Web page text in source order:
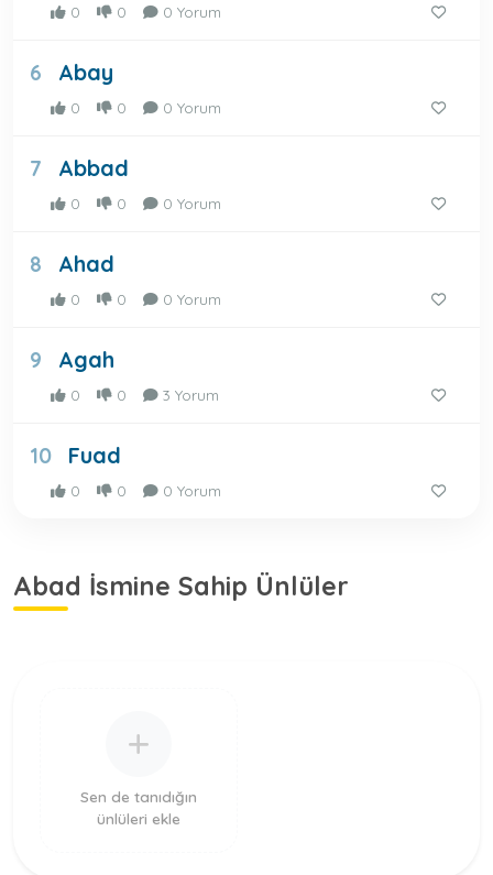
0 0 0 Yorum
6 Abay
0 0 0 Yorum
7 Abbad
0 0 0 Yorum
8 Ahad
0 0 0 Yorum
9 Agah
0 0 3 Yorum
10 Fuad
0 0 0 Yorum
Abad İsmine Sahip Ünlüler
Sen de tanıdığın
ünlüleri ekle